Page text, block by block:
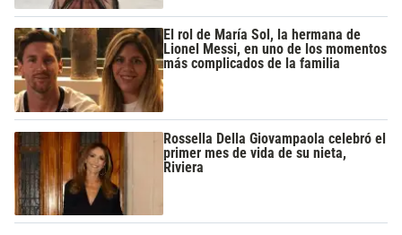
El rol de María Sol, la hermana de
Lionel Messi, en uno de los momentos
más complicados de la familia
Rossella Della Giovampaola celebró el
primer mes de vida de su nieta,
Riviera